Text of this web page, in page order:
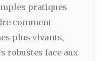
pratiques
comment
plus vivants,
robustes face aux